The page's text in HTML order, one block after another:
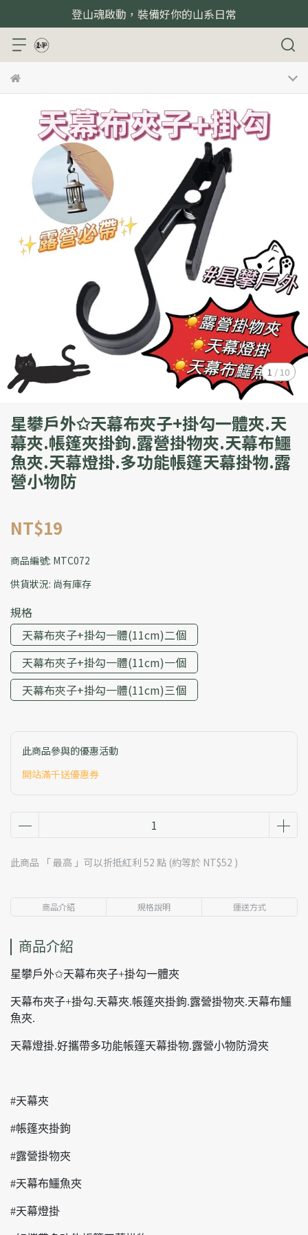
登山魂啟動，裝備好你的山系日常
1 / 10
星攀戶外✩天幕布夾子+掛勾一體夾.天
幕夾.帳篷夾掛鉤.露營掛物夾.天幕布鱷
魚夾.天幕燈掛.多功能帳篷天幕掛物.露
營小物防
NT$19
商品編號: MTC072
供貨狀況: 尚有庫存
規格
天幕布夾子+掛勾一體(11cm)二個
天幕布夾子+掛勾一體(11cm)一個
天幕布夾子+掛勾一體(11cm)三個
此商品參與的優惠活動
開站滿千送優惠券
此商品 「 最高 」可以折抵紅利 52 點 (約等於 NT$52 )
商品介紹 規格說明 運送方式
商品介紹
星攀戶外✩天幕布夾子+掛勾一體夾
天幕布夾子+掛勾.天幕夾.帳篷夾掛鉤.露營掛物夾.天幕布鱷
魚夾.
天幕燈掛.好攜帶多功能帳篷天幕掛物.露營小物防滑夾
#天幕夾
#帳篷夾掛鉤
#露營掛物夾
#天幕布鱷魚夾
#天幕燈掛